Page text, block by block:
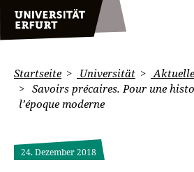
Startseite Universität
Savoirs précaires. Pour une
l’époque moderne
24. Dezember 2018